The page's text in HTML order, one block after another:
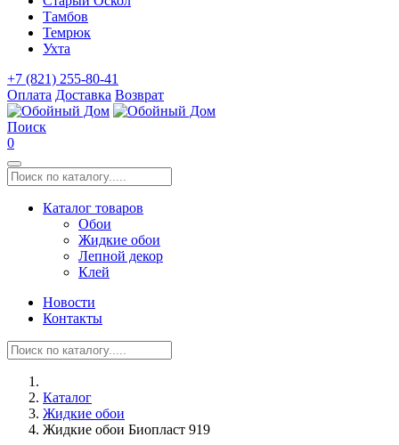
Тамбов
Темрюк
Ухта
+7 (821) 255-80-41
Оплата Доставка Возврат
Поиск
0
Каталог товаров
Обои
Жидкие обои
Лепной декор
Клей
Новости
Контакты
Каталог
Жидкие обои
Жидкие обои Биопласт 919